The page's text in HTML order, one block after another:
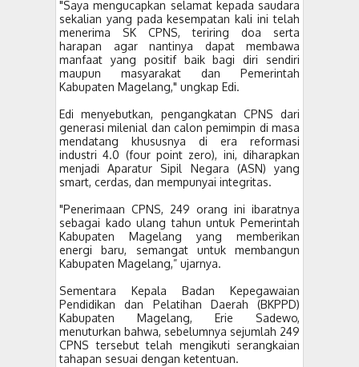
"Saya mengucapkan selamat kepada saudara
sekalian yang pada kesempatan kali ini telah
menerima SK CPNS, teriring doa serta
harapan agar nantinya dapat membawa
manfaat yang positif baik bagi diri sendiri
maupun masyarakat dan Pemerintah
Kabupaten Magelang," ungkap Edi.
Edi menyebutkan, pengangkatan CPNS dari
generasi milenial dan calon pemimpin di masa
mendatang khususnya di era reformasi
industri 4.0 (four point zero), ini, diharapkan
menjadi Aparatur Sipil Negara (ASN) yang
smart, cerdas, dan mempunyai integritas.
"Penerimaan CPNS, 249 orang ini ibaratnya
sebagai kado ulang tahun untuk Pemerintah
Kabupaten Magelang yang memberikan
energi baru, semangat untuk membangun
Kabupaten Magelang,” ujarnya.
Sementara Kepala Badan Kepegawaian
Pendidikan dan Pelatihan Daerah (BKPPD)
Kabupaten Magelang, Erie Sadewo,
menuturkan bahwa, sebelumnya sejumlah 249
CPNS tersebut telah mengikuti serangkaian
tahapan sesuai dengan ketentuan.